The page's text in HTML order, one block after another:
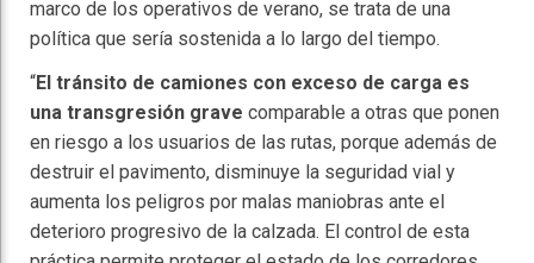
marco de los operativos de verano, se trata de una
política que sería sostenida a lo largo del tiempo.
“El tránsito de camiones con exceso de carga es
una transgresión grave comparable a otras que ponen
en riesgo a los usuarios de las rutas, porque además de
destruir el pavimento, disminuye la seguridad vial y
aumenta los peligros por malas maniobras ante el
deterioro progresivo de la calzada. El control de esta